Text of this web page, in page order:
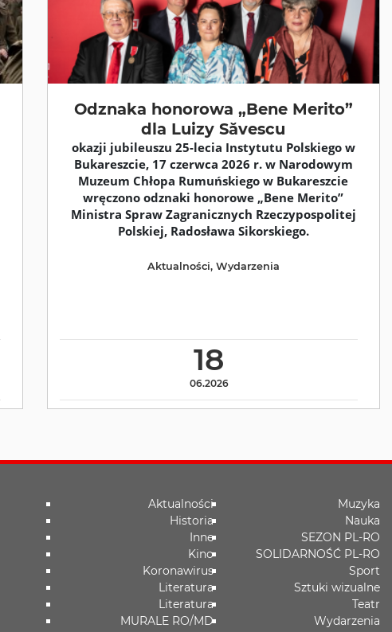
Odznaka honorowa „Bene Merito”
dla Luizy Săvescu
okazji jubileuszu 25-lecia Instytutu Polskiego w
Bukareszcie, 17 czerwca 2026 r. w Narodowym
Muzeum Chłopa Rumuńskiego w Bukareszcie
wręczono odznaki honorowe „Bene Merito”
Ministra Spraw Zagranicznych Rzeczypospolitej
Polskiej, Radosława Sikorskiego.
18
06.2026
Aktualności, Wydarzenia
Aktualności
Historia
Inne
Kino
Koronawirus
Literatura
Literatura
MURALE RO/MD
Muzyka
Nauka
SEZON PL-RO
SOLIDARNOŚĆ PL-RO
Sport
Sztuki wizualne
Teatr
Wydarzenia